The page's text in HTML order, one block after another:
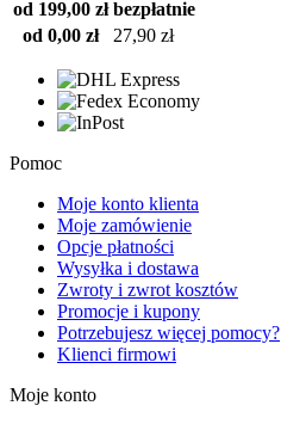
od 199,00 zł bezpłatnie
od 0,00 zł
27,90 zł
Pomoc
Moje konto klienta
Moje zamówienie
Opcje płatności
Wysyłka i dostawa
Zwroty i zwrot kosztów
Promocje i kupony
Potrzebujesz więcej pomocy?
Klienci firmowi
Moje konto